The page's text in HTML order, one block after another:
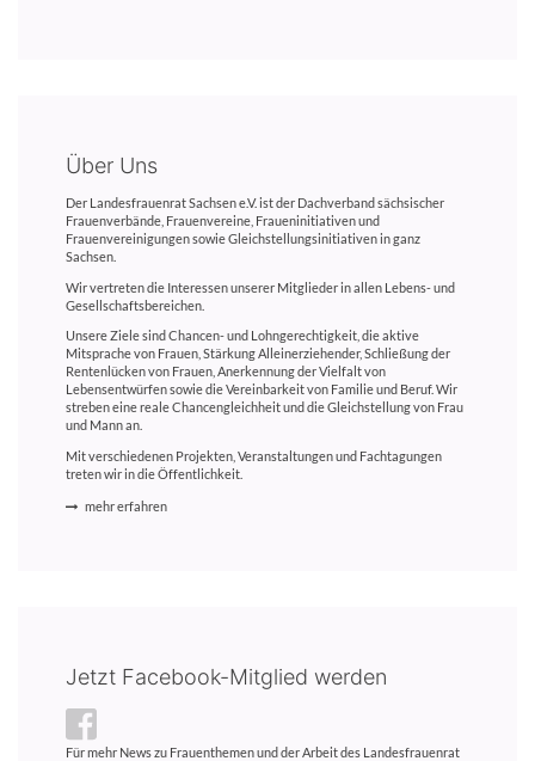
Über Uns
Der Landesfrauenrat Sachsen e.V. ist der Dachverband sächsischer
Frauenverbände, Frauenvereine, Fraueninitiativen und
Frauenvereinigungen sowie Gleichstellungsinitiativen in ganz
Sachsen.
Wir vertreten die Interessen unserer Mitglieder in allen Lebens- und
Gesellschaftsbereichen.
Unsere Ziele sind Chancen- und Lohngerechtigkeit, die aktive
Mitsprache von Frauen, Stärkung Alleinerziehender, Schließung der
Rentenlücken von Frauen, Anerkennung der Vielfalt von
Lebensentwürfen sowie die Vereinbarkeit von Familie und Beruf. Wir
streben eine reale Chancengleichheit und die Gleichstellung von Frau
und Mann an.
Mit verschiedenen Projekten, Veranstaltungen und Fachtagungen
treten wir in die Öffentlichkeit.
mehr erfahren
Jetzt Facebook-Mitglied werden
Für mehr News zu Frauenthemen und der Arbeit des Landesfrauenrat